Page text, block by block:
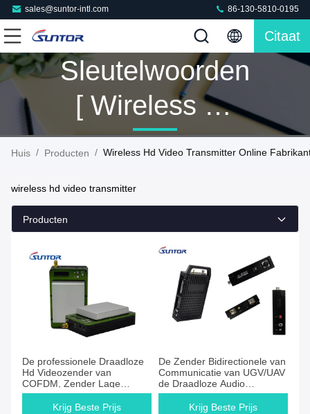
sales@suntor-intl.com 86-130-5810-0195
Citaat
Sleutelwoorden
[ Wireless Hd
Video
Gelijke 160
Producten
Huis / Producten / Wireless Hd Video Transmitter Online
wireless hd video transmitter
Producten
De professionele Draadloze
Hd Videozender van
COFDM, Zender Lage
Vertraging Over lange
afstand 400mW
Krijg Beste Prijs
De Zender Bidirectionele van
Communicatie van UGV/UAV
de Draadloze Audio
Videoontvanger Netwerk
Videogegevens
Krijg Beste Prijs